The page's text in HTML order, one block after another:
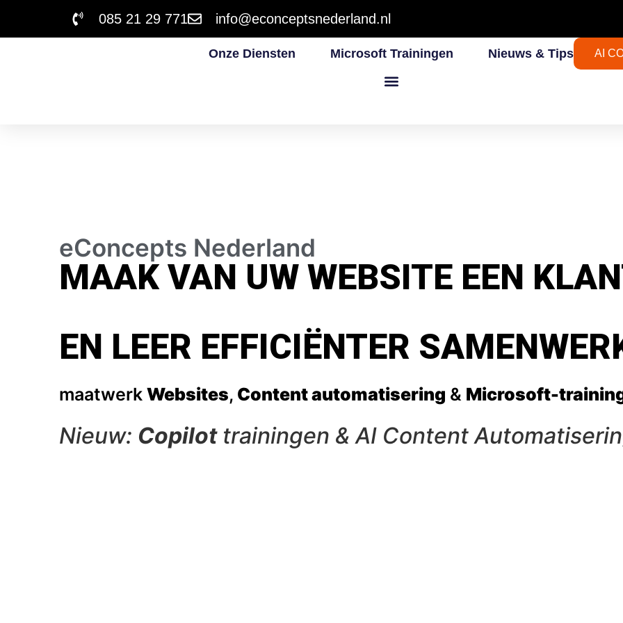
085 21 29 771 info@econceptsnederland.nl
Onze Diensten Microsoft Trainingen Nieuws & Tips AI
eConcepts Nederland
MAAK VAN UW WEBSITE EEN
EN LEER EFFICIËNTER
maatwerk Websites, Content automatisering & Microsoft-
Nieuw: Copilottrainingen & AI Content